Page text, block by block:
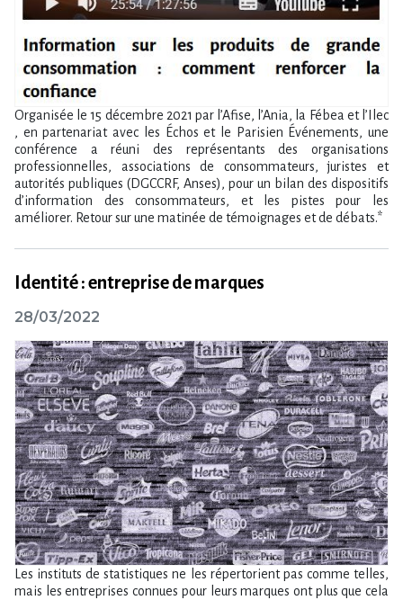
Organisée le 15 décembre 2021 par l’Afise, l’Ania, la Fébea et l’Ilec
, en partenariat avec les Échos et le Parisien Événements, une
conférence a réuni des représentants des organisations
professionnelles, associations de consommateurs, juristes et
autorités publiques (DGCCRF, Anses), pour un bilan des dispositifs
d’information des consommateurs, et les pistes pour les
améliorer. Retour sur une matinée de témoignages et de débats.*
Identité : entreprise de marques
28/03/2022
Les instituts de statistiques ne les répertorient pas comme telles,
mais les entreprises connues pour leurs marques ont plus que cela